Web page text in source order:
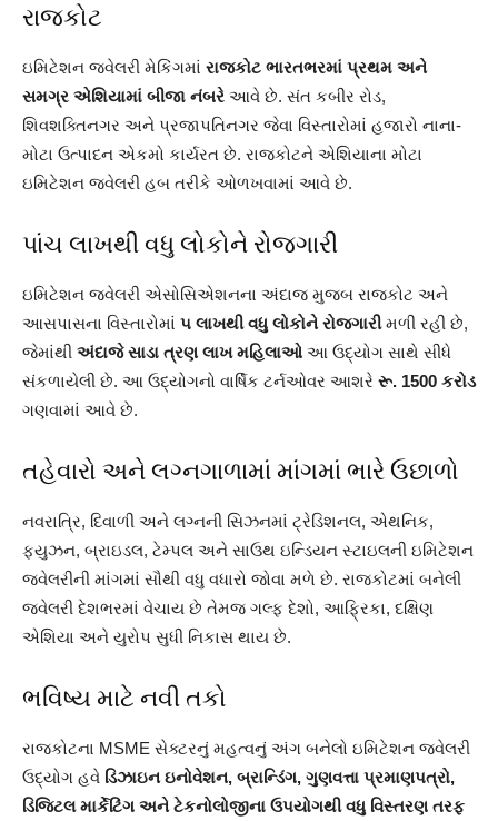
રાજકોટ
ઇમિટેશન જ્વેલરી મેકિંગમાં રાજકોટ ભારતભરમાં પ્રથમ અને
સમગ્ર એશિયામાં બીજા નંબરે આવે છે. સંત કબીર રોડ,
શિવશક્તિનગર અને પ્રજાપતિનગર જેવા વિસ્તારોમાં હજારો નાના-
મોટા ઉત્પાદન એકમો કાર્યરત છે. રાજકોટને એશિયાના મોટા
ઇમિટેશન જ્વેલરી હબ તરીકે ઓળખવામાં આવે છે.
પાંચ લાખથી વધુ લોકોને રોજગારી
ઇમિટેશન જ્વેલરી એસોસિએશનના અંદાજ મુજબ રાજકોટ અને
આસપાસના વિસ્તારોમાં ૫ લાખથી વધુ લોકોને રોજગારીમળી રહી છે,
જેમાંથી અંદાજે સાડા ત્રણ લાખ મહિલાઓ આ ઉદ્યોગ સાથે સીધે
સંકળાયેલી છે. આ ઉદ્યોગનો વાર્ષિક ટર્નઓવર આશરે રૂ. 1500 કરોડ
ગણવામાં આવે છે.
તહેવારો અને લગ્નગાળામાં માંગમાં ભારે ઉછાળો
નવરાત્રિ, દિવાળી અને લગ્નની સિઝનમાં ટ્રેડિશનલ, એથનિક,
ફ્યુઝન, બ્રાઇડલ, ટેમ્પલ અને સાઉથ ઇન્ડિયન સ્ટાઇલની ઇમિટેશન
જ્વેલરીની માંગમાં સૌથી વધુ વધારો જોવા મળે છે. રાજકોટમાં બનેલી
જ્વેલરી દેશભરમાં વેચાય છે તેમજ ગલ્ફ દેશો, આફ્રિકા, દક્ષિણ
એશિયા અને યુરોપ સુધી નિકાસ થાય છે.
ભવિષ્ય માટે નવી તકો
રાજકોટના MSME સેક્ટરનું મહત્વનું અંગ બનેલો ઇમિટેશન જ્વેલરી
ઉદ્યોગ હવે ડિઝાઇન ઇનોવેશન, બ્રાન્ડિંગ, ગુણવત્તા પ્રમાણપત્રો,
ડિજિટલ માર્કેટિંગ અને ટેકનોલોજીના ઉપયોગથી વધુ વિસ્તરણ તરફ